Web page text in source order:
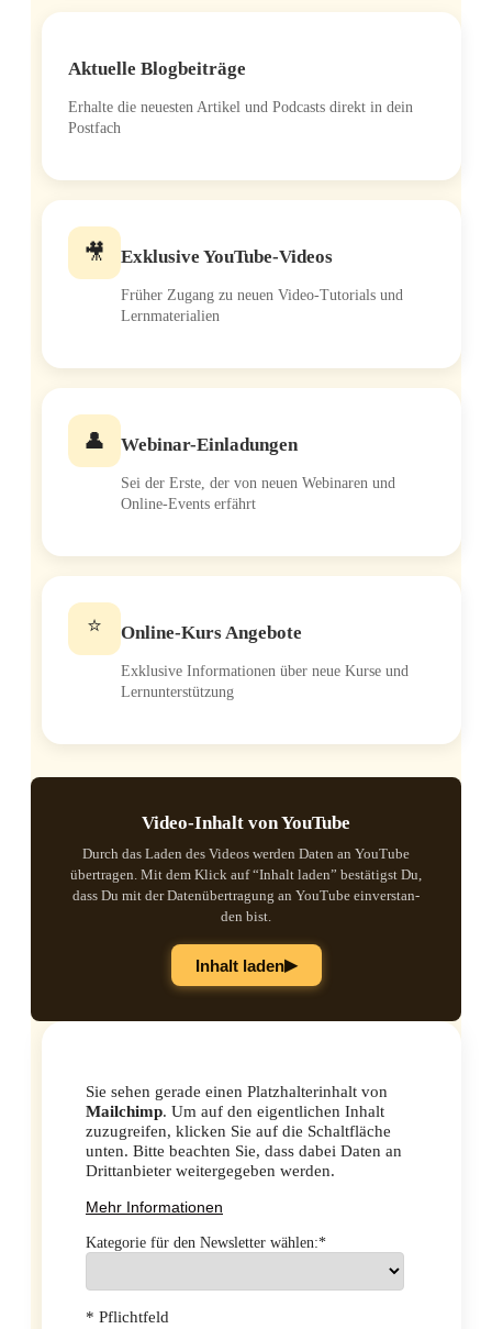
Aktu­el­le Blogbeiträge
Erhal­te die neu­es­ten Arti­kel und Pod­casts direkt in dein
Postfach
🎥 Exklu­si­ve YouTube-Videos
Frü­her Zugang zu neu­en Video-Tuto­ri­als und
Lernmaterialien
👤 Web­i­nar-Ein­la­dun­gen
Sei der Ers­te, der von neu­en Web­i­na­ren und
Online-Events erfährt
⭐ Online-Kurs Ange­bo­te
Exklu­si­ve Infor­ma­tio­nen über neue Kur­se und
Lernunterstützung
Video-Inhalt von YouTube
Durch das Laden des Vide­os wer­den Daten an You­Tube
über­tra­gen. Mit dem Klick auf “Inhalt laden” bestä­tigst Du,
dass Du mit der Daten­über­tra­gung an You­Tube ein­ver­stan­
den bist.
Inhalt laden▶
Sie sehen gerade einen Platzhalterinhalt von
Mailchimp. Um auf den eigentlichen Inhalt
zuzugreifen, klicken Sie auf die Schaltfläche
unten. Bitte beachten Sie, dass dabei Daten an
Drittanbieter weitergegeben werden.
Mehr Informationen
Kate­go­rie für den News­let­ter wäh­len:*
* Pflichtfeld